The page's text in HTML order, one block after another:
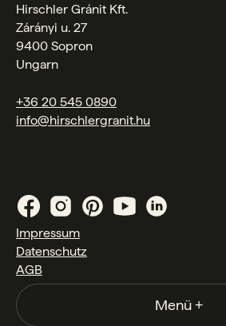
Menü+
Hirschler Gránit Kft.
Zárányi u. 27
9400 Sopron
Ungarn
+36 20 545 0890
info@hirschlergranit.hu
Impressum
Datenschutz
AGB